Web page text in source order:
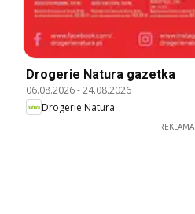
Drogerie Natura gazetka
06.08.2026-24.08.2026
Drogerie Natura
REKLAMA